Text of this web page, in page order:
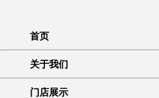
首页
关于我们
门店展示